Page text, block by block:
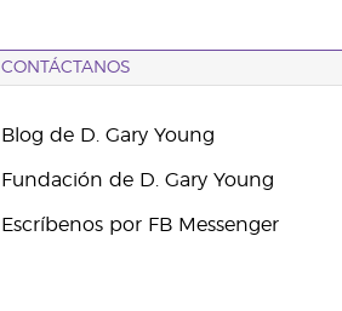
CONTÁCTANOS
Blog de D. Gary Young
Fundación de D. Gary Young
Escríbenos por FB Messenger